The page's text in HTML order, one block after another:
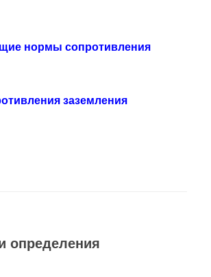
нормы сопротивления
заземления
определения